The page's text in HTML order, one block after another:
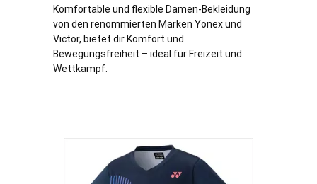
Komfortable und flexible Damen-Bekleidung
von den renommierten Marken Yonex und
Victor, bietet dir Komfort und
Bewegungsfreiheit – ideal für Freizeit und
Wettkampf.